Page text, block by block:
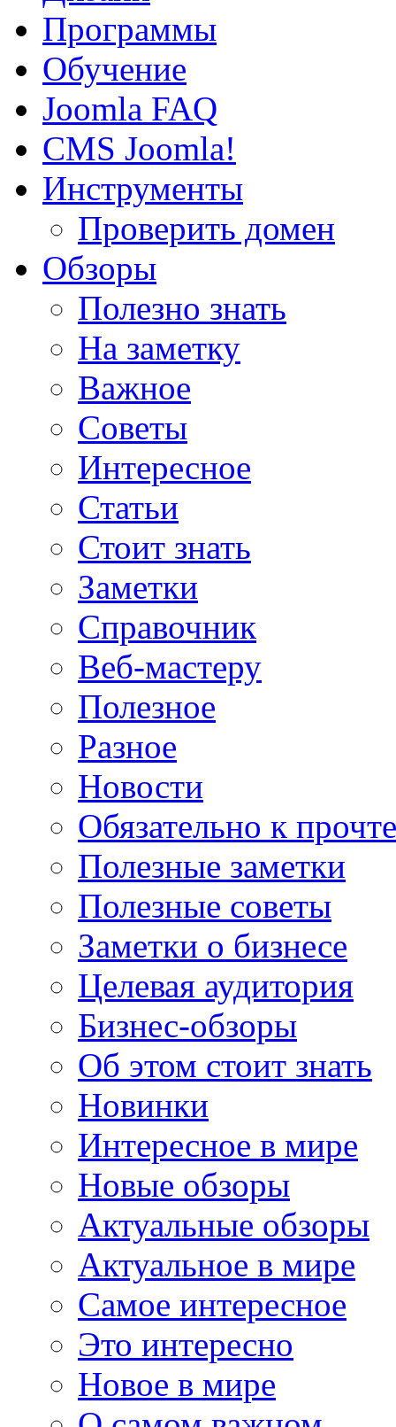
Программы
Обучение
Joomla FAQ
CMS Joomla!
Инструменты
Проверить домен
Обзоры
Полезно знать
На заметку
Важное
Советы
Интересное
Статьи
Стоит знать
Заметки
Справочник
Веб-мастеру
Полезное
Разное
Новости
Обязательно к
Полезные заметки
Полезные советы
Заметки о бизнесе
Целевая аудитория
Бизнес-обзоры
Об этом стоит знать
Новинки
Интересное в мире
Новые обзоры
Актуальные обзоры
Актуальное в мире
Самое интересное
Это интересно
Новое в мире